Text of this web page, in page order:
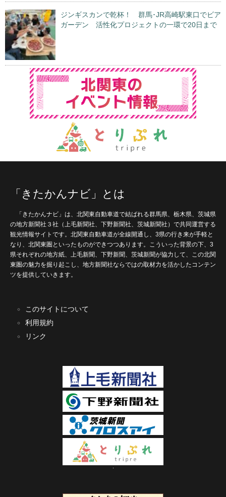
ジンギスカンで乾杯！ 群馬･JR高崎駅東口でビア
ガーデン 活性化プロジェクトの一環で20日まで
「きたかんナビ」とは
「きたかんナビ」は、北関東自動車道で結ばれる群馬県、栃木県、茨城県
の地方新聞社３社（上毛新聞社、下野新聞社、茨城新聞社）で共同運営する
観光情報サイトです。北関東自動車道が全線開通し、3県の行き来が手軽と
なり、北関東圏といったものができつつあります。こういった背景の下、3
県それぞれの地方紙、上毛新聞、下野新聞、茨城新聞が協力して、この北関
東圏の魅力を掘り起こし、地方新聞社ならではの取材力を活かしたコンテン
ツを提供していきます。
このサイトについて
利用規約
リンク